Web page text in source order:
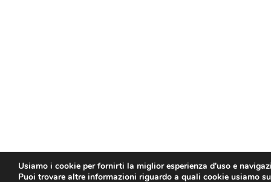
Usiamo i cookie per fornirti la miglior esperienza d'uso e
Puoi trovare altre informazioni riguardo a quali cookie usiamo